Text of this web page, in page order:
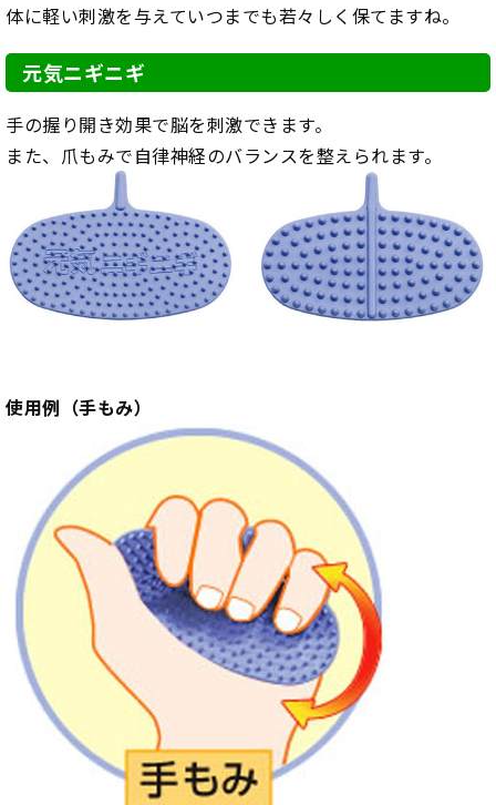
体に軽い刺激を与えていつまでも若々しく保てますね。
元気ニギニギ
手の握り開き効果で脳を刺激できます。
また、爪もみで自律神経のバランスを整えられます。
使用例（手もみ）